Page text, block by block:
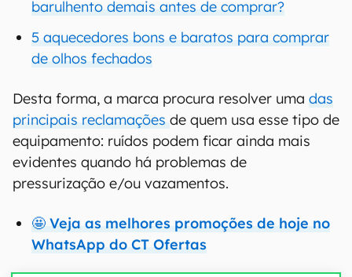
barulhento demais antes de comprar?
5 aquecedores bons e baratos para comprar
de olhos fechados
Desta forma, a marca procura resolver uma das
principais reclamações de quem usa esse tipo de
equipamento: ruídos podem ficar ainda mais
evidentes quando há problemas de
pressurização e/ou vazamentos.
🤩 Veja as melhores promoções de hoje no
WhatsApp do CT Ofertas